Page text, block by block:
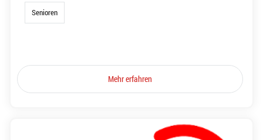
Senioren
Mehr erfahren